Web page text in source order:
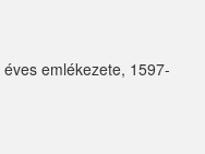
emlékezete, 1597-